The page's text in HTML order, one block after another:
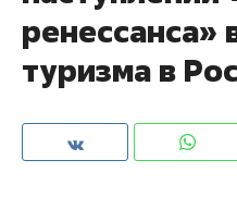
ренессанса»
туризма в